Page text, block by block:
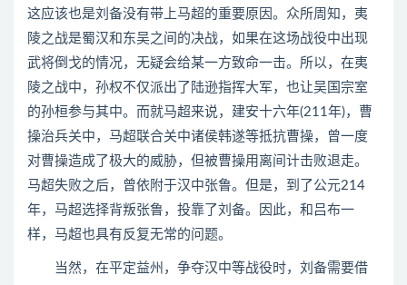
这应该也是刘备没有带上马超的重要原因。众所周知，夷
陵之战是蜀汉和东吴之间的决战，如果在这场战役中出现
武将倒戈的情况，无疑会给某一方致命一击。所以，在夷
陵之战中，孙权不仅派出了陆逊指挥大军，也让吴国宗室
的孙桓参与其中。而就马超来说，建安十六年(211年)，曹
操治兵关中，马超联合关中诸侯韩遂等抵抗曹操，曾一度
对曹操造成了极大的威胁，但被曹操用离间计击败退走。
马超失败之后，曾依附于汉中张鲁。但是，到了公元214
年，马超选择背叛张鲁，投靠了刘备。因此，和吕布一
样，马超也具有反复无常的问题。
当然，在平定益州，争夺汉中等战役时，刘备需要借